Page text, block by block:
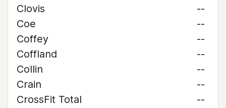
Clovis
--
Coe
--
Coffey
--
Coffland
--
Collin
--
Crain
--
CrossFit Total
--